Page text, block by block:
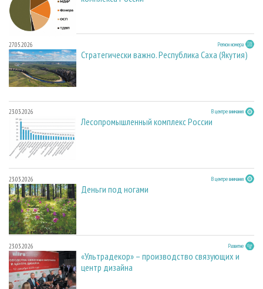
27.05.2026 Регион номера
Стратегически важно. Республика Саха (Якутия)
23.03.2026 В центре внимания
Лесопромышленный комплекс России
23.03.2026 В центре внимания
Деньги под ногами
23.03.2026 Развитие
«Ультрадекор» – производство связующих и
центр дизайна